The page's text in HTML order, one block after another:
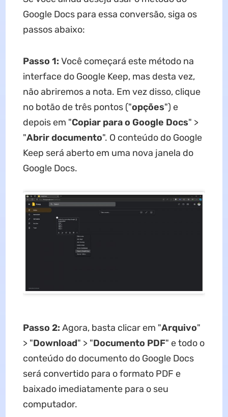
Google Docs para essa conversão, siga os
passos abaixo:
Passo 1: Você começará este método na
interface do Google Keep, mas desta vez,
não abriremos a nota. Em vez disso, clique
no botão de três pontos ("opções") e
depois em "Copiar para o Google Docs" >
"Abrir documento". O conteúdo do Google
Keep será aberto em uma nova janela do
Google Docs.
Passo 2: Agora, basta clicar em "Arquivo"
> "Download" > "Documento PDF" e todo o
conteúdo do documento do Google Docs
será convertido para o formato PDF e
baixado imediatamente para o seu
computador.